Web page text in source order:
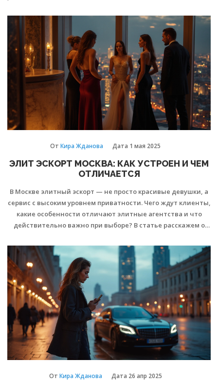
От Кира Жданова Дата 1 мая 2025
ЭЛИТ ЭСКОРТ МОСКВА: КАК УСТРОЕН И ЧЕМ
ОТЛИЧАЕТСЯ
В Москве элитный эскорт — не просто красивые девушки, а
сервис с высоким уровнем приватности. Чего ждут клиенты,
какие особенности отличают элитные агентства и что
действительно важно при выборе? В статье расскажем о
нюансах работы и неожиданных фактах рынка. Для тех, кто
ценит комфорт, конфиденциальность и качество.
От Кира Жданова Дата 26 апр 2025